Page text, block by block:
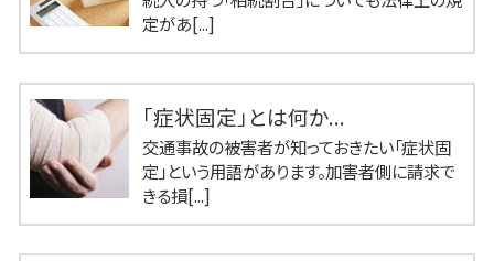
定があ[...]
「症状固定」とは何か...
交通事故の被害者が知っておきたい「症状固
定」という用語があります。加害者側に請求で
きる損[...]